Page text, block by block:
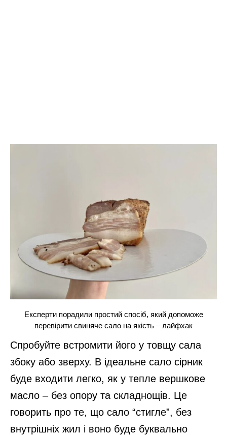
Експерти порадили простий спосіб, який допоможе
перевірити свиняче сало на якість – лайфхак
Спробуйте встромити його у товщу сала
збоку або зверху. В ідеальне сало сірник
буде входити легко, як у тепле вершкове
масло – без опору та складнощів. Це
говорить про те, що сало “стигле”, без
внутрішніх жил і воно буде буквально